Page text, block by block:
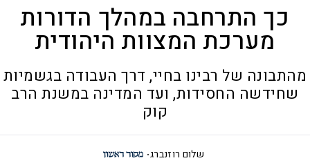
כך התרחבה במהלך הדורות
מערכת המצוות היהודית
מהתבונה של רבינו בחיי, דרך העבודה בגשמיות
שחידשה החסידות, ועד המדינה במשנת הרב
קוק
שלום רוזנברג